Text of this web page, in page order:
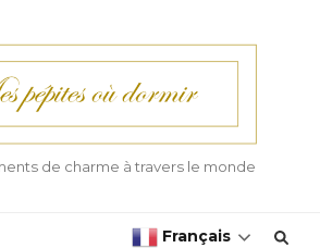
de charme à travers le monde
Français